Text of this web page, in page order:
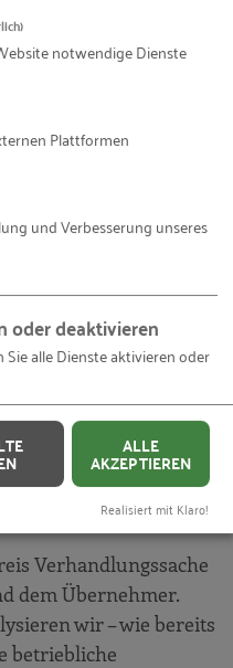
Finanzierung
des
Neben Zins und
muss noch
um auch den
das betriebliche
in den letzten
wurden,
könnte das
die Konjunktur
dass durch die
Knick in der
Unternehmenswert
damit um?
Verhandlungssache
dem Übernehmer.
wir – wie bereits
betriebliche
notwendige Dienste
Plattformen
und Verbesserung unseres
oder deaktivieren
alle Dienste aktivieren oder
ALLE
AKZEPTIEREN
Realisiert mit Klaro!